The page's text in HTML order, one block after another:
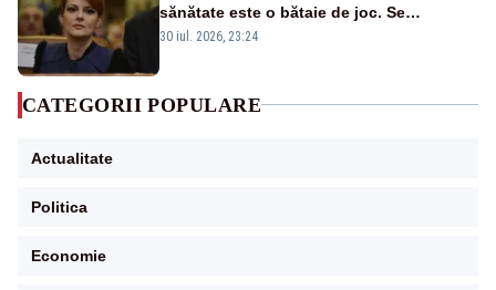
sănătate este o bătaie de joc. Se
guvernează extraordinar de prost”
30 iul. 2026, 23:24
CATEGORII POPULARE
Actualitate
Politica
Economie